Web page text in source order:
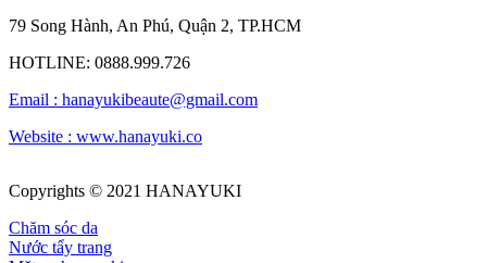
79 Song Hành, An Phú, Quận 2, TP.HCM
HOTLINE: 0888.999.726
Email : hanayukibeaute@gmail.com
Website : www.hanayuki.co
Copyrights © 2021 HANAYUKI
Chăm sóc da
Nước tẩy trang